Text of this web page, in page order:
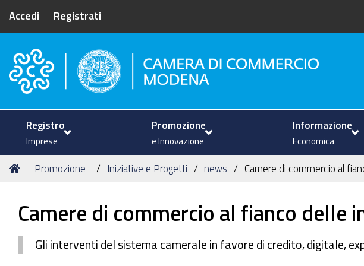
Accedi Registrati
Camera di Commercio di Modena
Registro
Imprese
Promozione
e Innovazione
Informazione
Economica
Tu
Home
Promozione Iniziative e Progetti news Camere di commercio al
Camere di commercio al fianco delle
Gli interventi del sistema camerale in favore di credito, digitale,